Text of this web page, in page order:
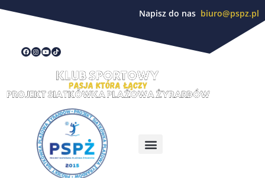
Napisz do nas biuro@pspz.pl